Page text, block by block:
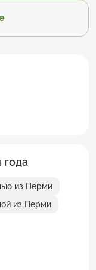
из Перми
из Перми